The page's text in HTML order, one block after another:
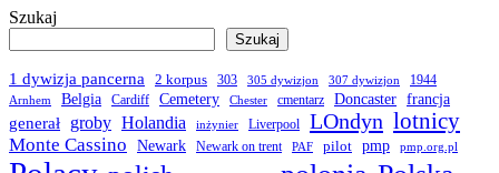
Szukaj
Szukaj
1 dywizja pancerna 2 korpus 303 305 dywizjon 307 dywizjon 1944
Arnhem Belgia Cardiff Cemetery Chester cmentarz Doncaster francja
generał
groby Holandia inżynier Liverpool LOndyn lotnicy
Monte Cassino Newark Newark on trent PAF pilot pmp pmp.org.pl